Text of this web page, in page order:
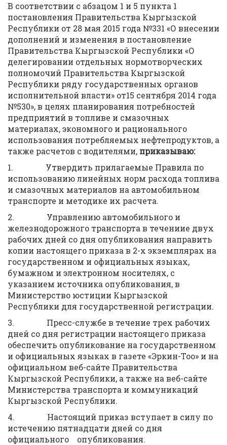
В соответствии с абзацом 1 и 5 пункта 1
постановления Правительства Кыргызской
Республики от 28 мая 2015 года №331 «О внесении
дополнений и изменения в постановление
Правительства Кыргызской Республики «О
делегировании отдельных нормотворческих
полномочий Правительства Кыргызской
Республики ряду государственных органов
исполнительной власти» от15 сентября 2014 года
№530», в целях планирования потребностей
предприятий в топливе и смазочных
материалах, экономного и рационального
использования потребляемых нефтепродуктов, а
также расчетов с водителями, приказываю:
1. Утвердить прилагаемые Правила по
использованию линейных норм расхода топлива
и смазочных материалов на автомобильном
транспорте и методике их расчета.
2. Управлению автомобильного и
железнодорожного транспорта в течениие двух
рабочих дней со дня опубликования направить
копии настоящего приказа в 2-х экземплярах на
государственном и официальных языках,
бумажном и электронном носителях, с
указанием источника опубликования, в
Министерство юстиции Кыргызской
Республики для государственной регистрации.
3. Пресс-службе в течение трех рабочих
дней со дня регистрации настоящего приказа
обеспечить опубликование на государственном
и официальных языках в газете «Эркин-Тоо» и на
официальном веб-сайте Правительства
Кыргызской Республики, а также на веб-сайте
Министерства транспорта и коммуникаций
Кыргызской Республики.
4. Настоящий приказ вступает в силу по
истечению пятнадцати дней со дня
официального опубликования.